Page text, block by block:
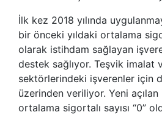
İlk kez 2018 yılında
bir önceki yıldaki ortalama
olarak istihdam sağlayan
destek sağlıyor. Teşvik imalat
sektörlerindeki işverenler için
üzerinden veriliyor. Yeni
ortalama sigortalı sayısı “0”